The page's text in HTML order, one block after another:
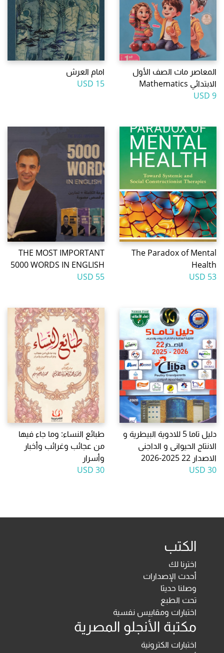
المعاصر ماث الصف الأول
الابتدائي Mathematics
9 USD
امام العرش
15 USD
The Paradox of Mental
Health
53 USD
THE MOST IMPORTANT
5000 WORDS IN ENGLISH
55 USD
دليل تاما 5 للادوية البيطرية و
الانتاج الحيوانى و الداجنى
الاصدار 22 2025-2026
30 USD
طبائع النساء: وما جاء فيها
من عجائب وغرائب وأخبار
وأسرار
30 USD
الكتب
اخترنا لك
أحدث الإصدارات
وصلنا حديثا
تحت الطبع
اختبارات ومقاييس نفسية
مكتبة الأنجلو المصرية
اختبارات الكترونية